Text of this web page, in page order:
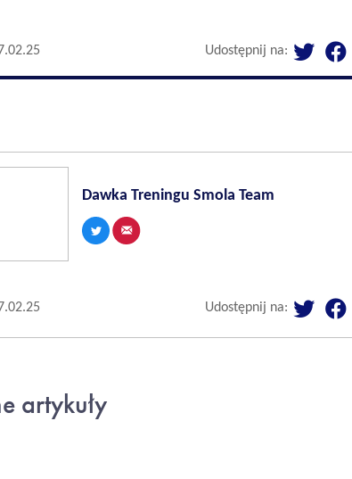
Udostępnij na:
Dawka Treningu Smola Team
Udostępnij na:
artykuły